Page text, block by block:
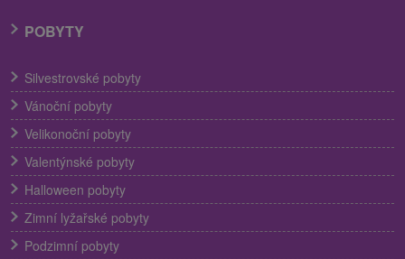
POBYTY
Silvestrovské pobyty
Vánoční pobyty
Velikonoční pobyty
Valentýnské pobyty
Halloween pobyty
Zimní lyžařské pobyty
Podzimní pobyty